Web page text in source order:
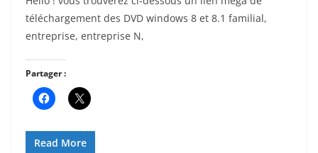
téléchargement des DVD windows 8 et 8.1 familial,
entreprise, entreprise N,
Partager :
Read More